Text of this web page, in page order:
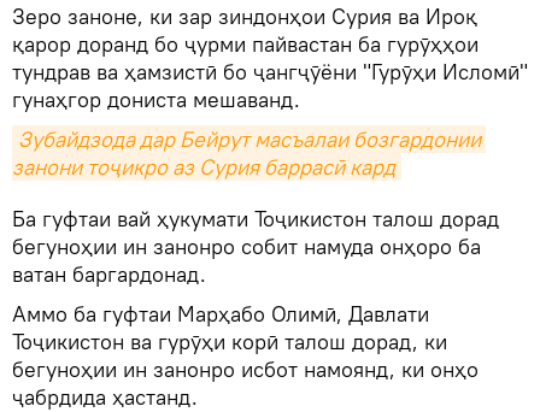
Зеро заноне, ки зар зиндонҳои Сурия ва Ироқ
қарор доранд бо ҷурми пайвастан ба гурӯҳҳои
тундрав ва ҳамзистӣ бо ҷангҷӯёни "Гурӯҳи Исломӣ"
гунаҳгор дониста мешаванд.
Зубайдзода дар Бейрут масъалаи бозгардонии
занони тоҷикро аз Сурия баррасӣ кард
Ба гуфтаи вай ҳукумати Тоҷикистон талош дорад
бегуноҳии ин занонро собит намуда онҳоро ба
ватан баргардонад.
Аммо ба гуфтаи Марҳабо Олимӣ, Давлати
Тоҷикистон ва гурӯҳи корӣ талош дорад, ки
бегуноҳии ин занонро исбот намоянд, ки онҳо
ҷабрдида ҳастанд.